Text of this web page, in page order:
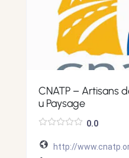
CNATP – Artisans
u Paysage
0.0
http://